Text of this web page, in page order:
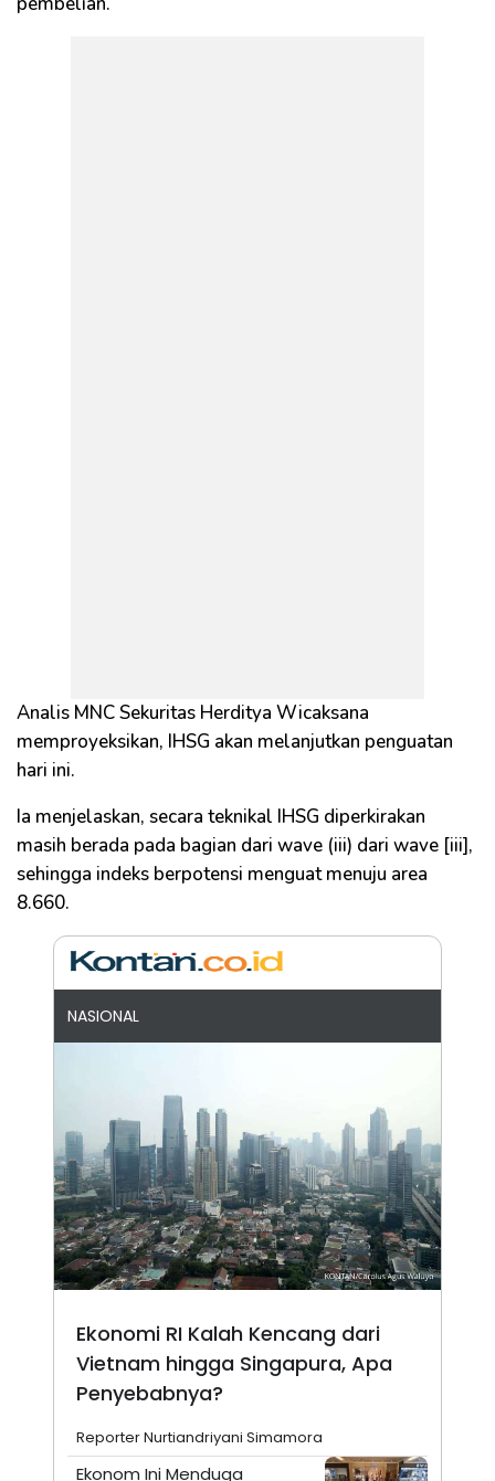
Analis MNC Sekuritas Herditya Wicaksana
memproyeksikan, IHSG akan melanjutkan penguatan
hari ini.
Ia menjelaskan, secara teknikal IHSG diperkirakan
masih berada pada bagian dari wave (iii) dari wave [iii],
sehingga indeks berpotensi menguat menuju area
8.660.
NASIONAL
Ekonomi RI Kalah Kencang dari
Vietnam hingga Singapura, Apa
Penyebabnya?
Reporter Nurtiandriyani Simamora
Ekonom Ini Menduga